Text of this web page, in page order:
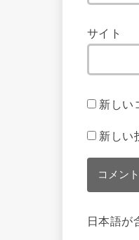
サイト
新しい
新しい
日本語が